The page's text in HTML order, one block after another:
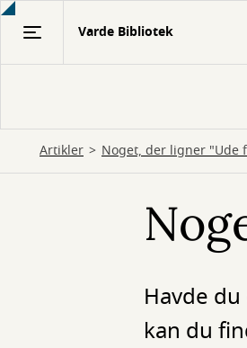
Gå
Varde Bibliotek
Artikler Noget, der ligner "Ude
Havde
kan du